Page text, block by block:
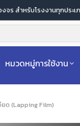
จร สำหรับโรงงานทุกป
หมวดหมู่การใช้งาน
ด (Lapping Film)